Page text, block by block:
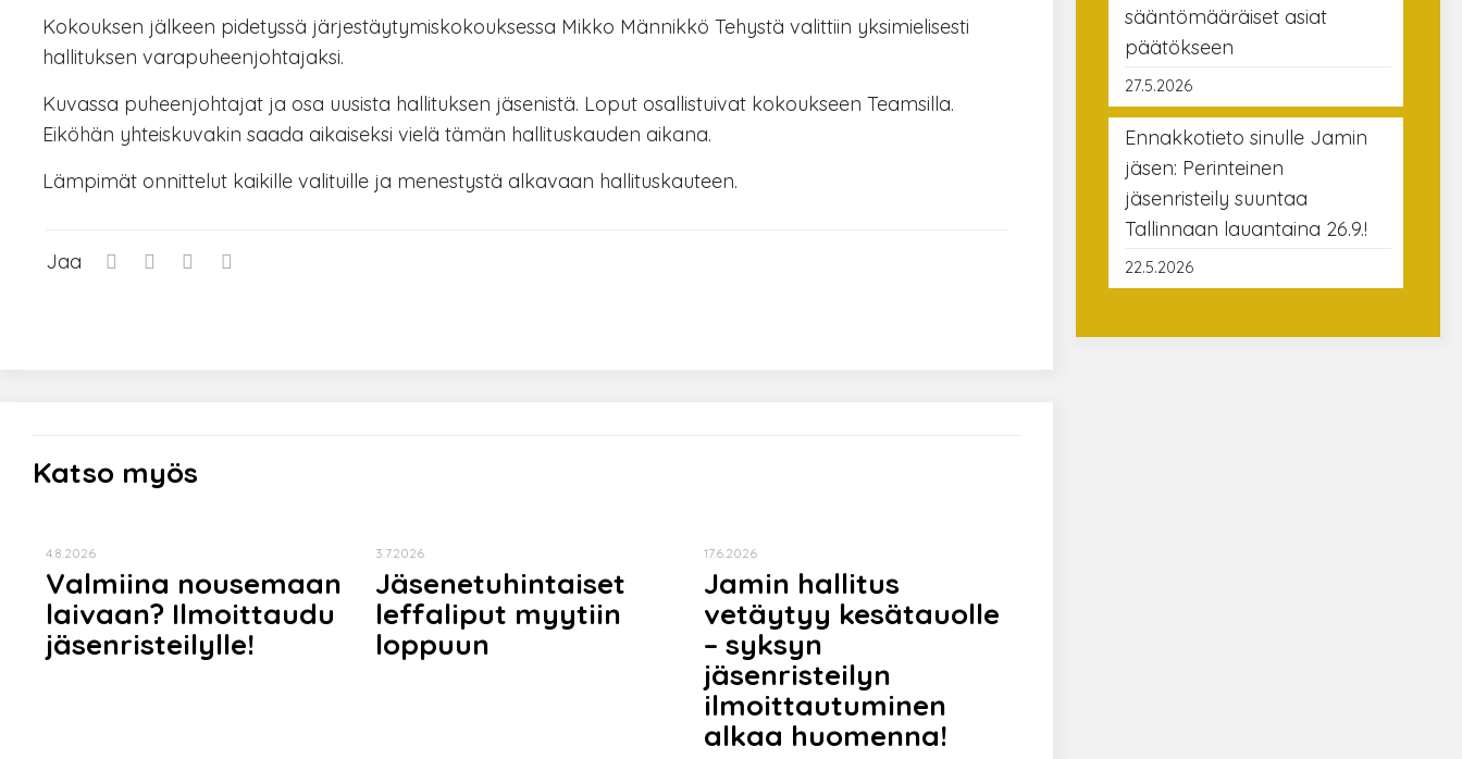
Kokouksen jälkeen pidetyssä järjestäytymiskokouksessa Mikko Männikkö Tehystä valittiin yksimielisesti
hallituksen varapuheenjohtajaksi.
Kuvassa puheenjohtajat ja osa uusista hallituksen jäsenistä. Loput osallistuivat kokoukseen Teamsilla.
Eiköhän yhteiskuvakin saada aikaiseksi vielä tämän hallituskauden aikana.
Lämpimät onnittelut kaikille valituille ja menestystä alkavaan hallituskauteen.
Jaa
Katso myös
4.8.2026
Valmiina nousemaan
laivaan? Ilmoittaudu
jäsenristeilylle!
3.7.2026
Jäsenetuhintaiset
leffaliput myytiin
loppuun
17.6.2026
Jamin hallitus
vetäytyy kesätauolle
– syksyn
jäsenristeilyn
ilmoittautuminen
alkaa huomenna!
sääntömääräiset asiat
päätökseen
27.5.2026
Ennakkotieto sinulle Jamin
jäsen: Perinteinen
jäsenristeily suuntaa
Tallinnaan lauantaina 26.9.!
22.5.2026